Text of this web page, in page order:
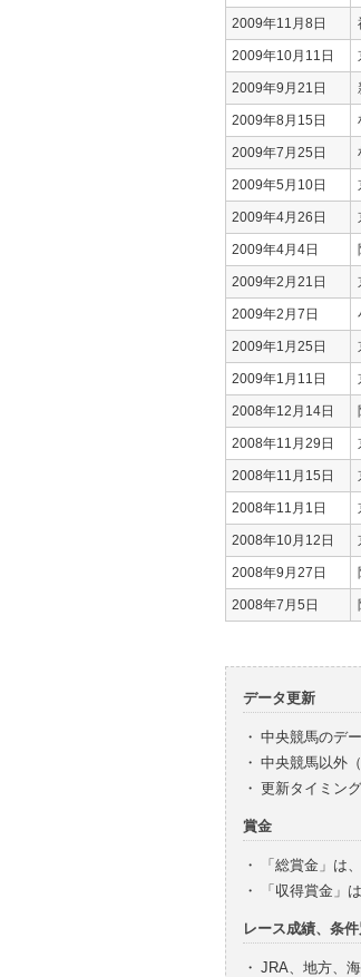
2009年11月8日
2009年10月11日
2009年9月21日
2009年8月15日
2009年7月25日
2009年5月10日
2009年4月26日
2009年4月4日
2009年2月21日
2009年2月7日
2009年1月25日
2009年1月11日
2008年12月14日
2008年11月29日
2008年11月15日
2008年11月1日
2008年10月12日
2008年9月27日
2008年7月5日
データ更新
・ 中央競馬のデ
・ 中央競馬以外
・ 更新タイミン
賞金
・
「総賞金」は
・
「収得賞金」
レース成績、条
・ JRA、地方、